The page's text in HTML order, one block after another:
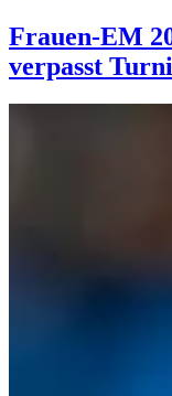
Frauen-EM
verpasst